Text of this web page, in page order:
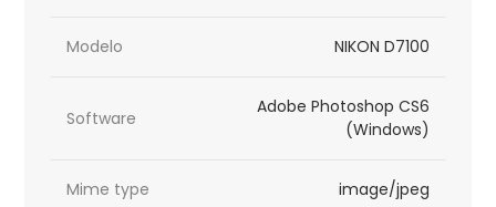
Modelo NIKON D7100
Software
Adobe Photoshop CS6
(Windows)
Mime type image/jpeg